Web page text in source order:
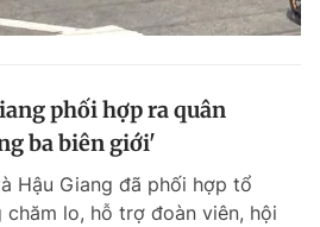
phối hợp ra quân
ba biên giới'
Hậu Giang đã phối hợp tổ
lo, hỗ trợ đoàn viên, hội